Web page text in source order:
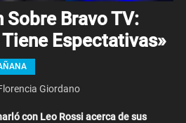
Sobre Bravo TV:
Espectativas»
Giordano
con Leo Rossi acerca de sus